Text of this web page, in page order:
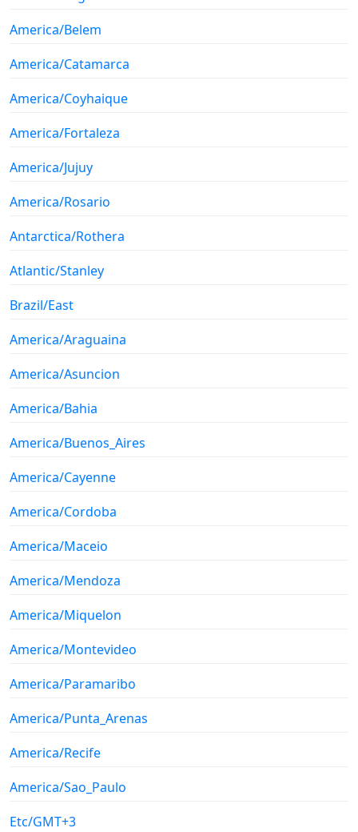
America/Belem
America/Catamarca
America/Coyhaique
America/Fortaleza
America/Jujuy
America/Rosario
Antarctica/Rothera
Atlantic/Stanley
Brazil/East
America/Araguaina
America/Asuncion
America/Bahia
America/Buenos_Aires
America/Cayenne
America/Cordoba
America/Maceio
America/Mendoza
America/Miquelon
America/Montevideo
America/Paramaribo
America/Punta_Arenas
America/Recife
America/Sao_Paulo
Etc/GMT+3